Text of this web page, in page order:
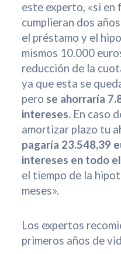
este experto, «si en
cumplieran dos
el préstamo y el
mismos 10.000
reducción de la
ya que esta se
pero se ahorraría
intereses. En caso
amortizar plazo tu
pagaría 23.548,39
intereses en todo
el tiempo de la
meses».
Los expertos
primeros años de